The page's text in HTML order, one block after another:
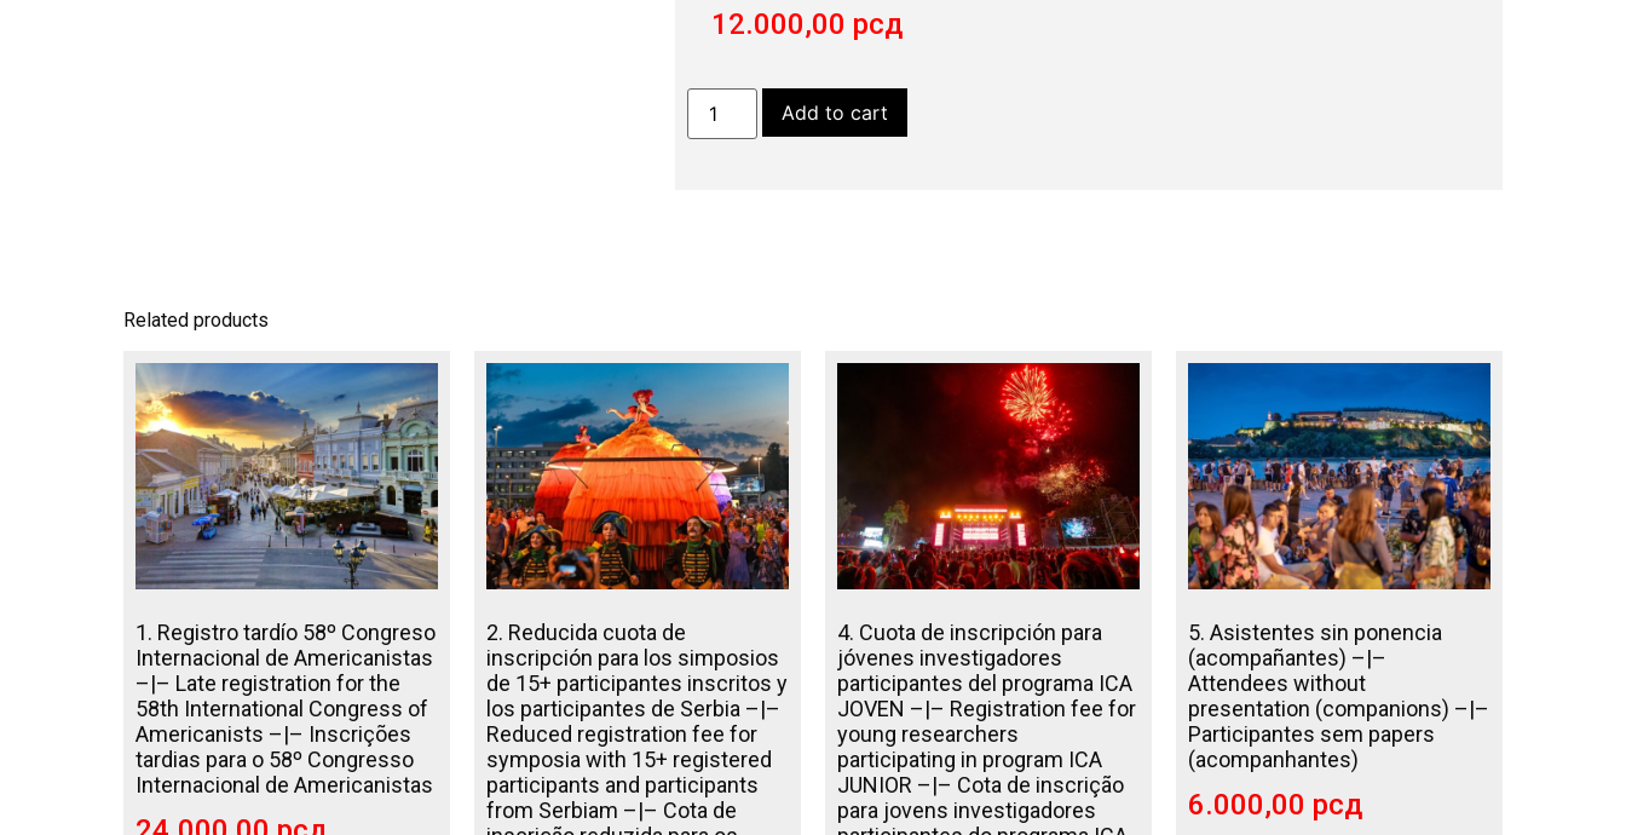
12.000,00 рсд
Add to cart
Related products
1. Registro tardío 58º Congreso
Internacional de Americanistas
–|– Late registration for the
58th International Congress of
Americanists –|– Inscrições
tardias para o 58º Congresso
Internacional de Americanistas
2. Reducida cuota de
inscripción para los simposios
de 15+ participantes inscritos y
los participantes de Serbia –|–
Reduced registration fee for
symposia with 15+ registered
participants and participants
from Serbiam –|– Cota de
4. Cuota de inscripción para
jóvenes investigadores
participantes del programa ICA
JOVEN –|– Registration fee for
young researchers
participating in program ICA
JUNIOR –|– Cota de inscrição
para jovens investigadores
5. Asistentes sin ponencia
(acompañantes) –|–
Attendees without
presentation (companions) –|–
Participantes sem papers
(acompanhantes)
6.000,00 рсд